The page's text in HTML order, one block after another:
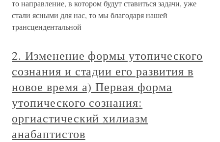
то направление, в котором будут ставиться задачи, уже
стали ясными для нас, то мы благодаря нашей
трансцендентальной
2. Изменение формы утопического
сознания и стадии его развития в
новое время а) Первая форма
утопического сознания:
оргиастический хилиазм
анабаптистов